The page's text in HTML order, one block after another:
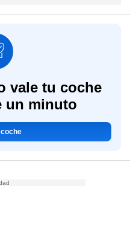
vale tu coche
un minuto